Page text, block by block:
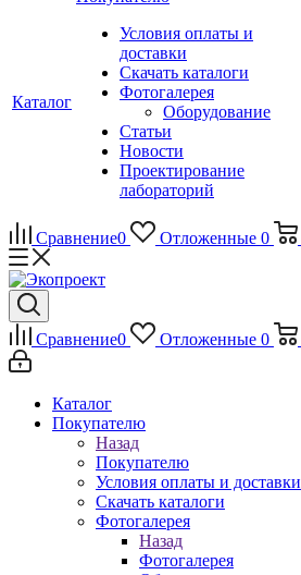
Каталог
Условия оплаты и
доставки
Скачать каталоги
Фотогалерея
Оборудование
Статьи
Новости
Проектирование
лабораторий
Сравнение0 Отложенные 0
Сравнение0 Отложенные 0
Каталог
Покупателю
Назад
Покупателю
Условия оплаты и доставки
Скачать каталоги
Фотогалерея
Назад
Фотогалерея